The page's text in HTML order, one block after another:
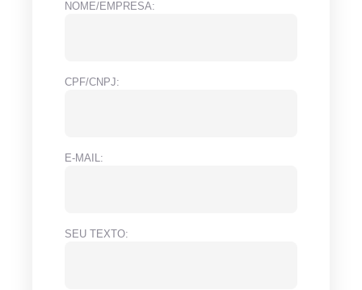
NOME/EMPRESA:
CPF/CNPJ:
E-MAIL:
SEU TEXTO: